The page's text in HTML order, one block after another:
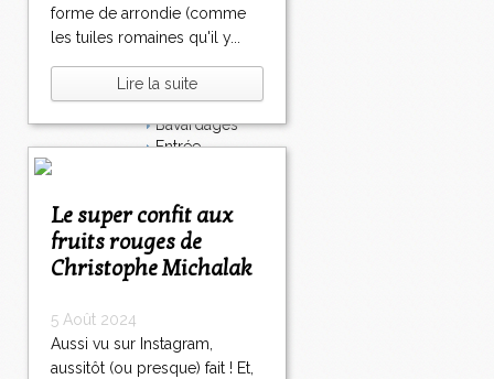
forme de arrondie (comme
les tuiles romaines qu'il y...
Lire la suite
Le super confit aux
fruits rouges de
Christophe Michalak
5 Août 2024
Aussi vu sur Instagram,
aussitôt (ou presque) fait ! Et,
i
l
Catégories
Dessert
Plat
Bavardages
Entrée
Apéritif
Fromage
Italie
Viande
Fruits
Soupe